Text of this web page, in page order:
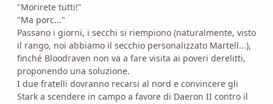
"Morirete tutti!"
"Ma porc..."
Passano i giorni, i secchi si riempiono (naturalmente, visto
il rango, noi abbiamo il secchio personalizzato Martell...),
finché Bloodraven non va a fare visita ai poveri derelitti,
proponendo una soluzione.
I due fratelli dovranno recarsi al nord e convincere gli
Stark a scendere in campo a favore di Daeron II contro il